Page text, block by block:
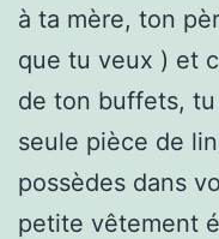
à ta mère, ton
que tu veux ) et
de ton buffets,
seule pièce de
possèdes dans
petite vêtement